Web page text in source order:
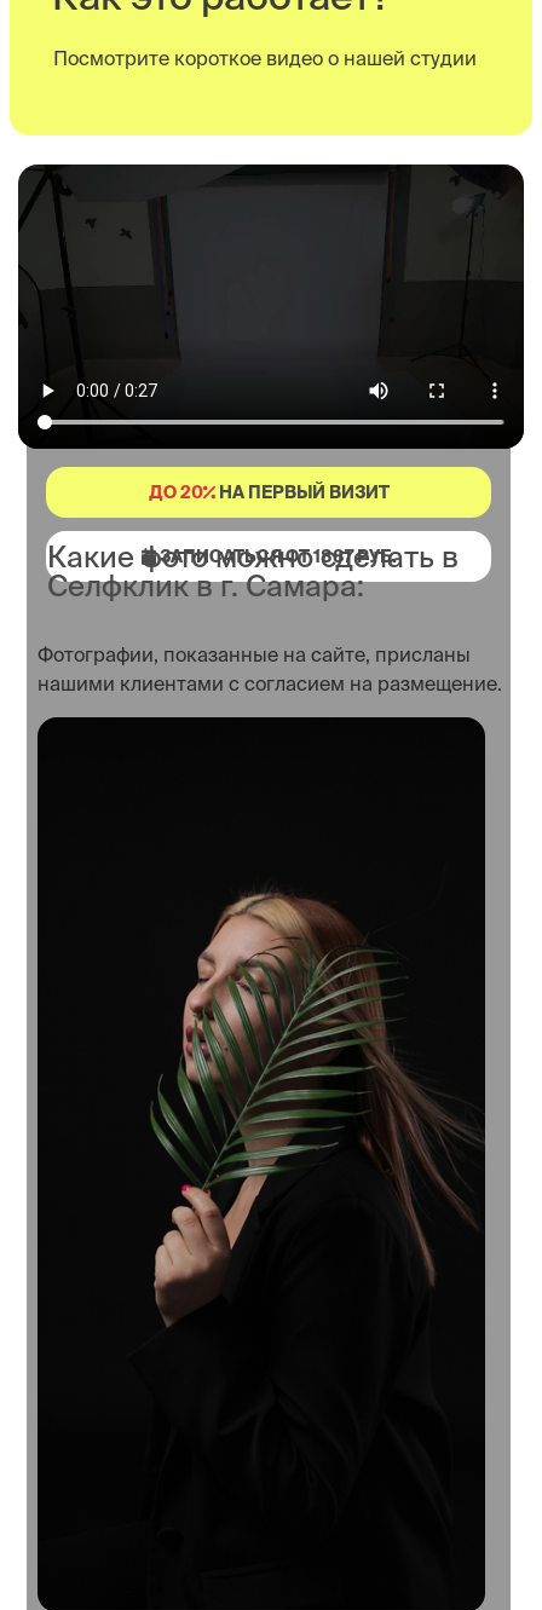
Фотостудия без фотографа в г.
Самара
ДО 20 НА ПЕРВЫЙ ВИЗИТ
ЗАПИСАТЬСЯ ОТ 1887 РУБ.
Посмотрите короткое видео о нашей студии
Какие фото можно сделать в
Селфклик в г. Самара:
Фотографии, показанные на сайте, присланы
нашими клиентами с согласием на размещение.